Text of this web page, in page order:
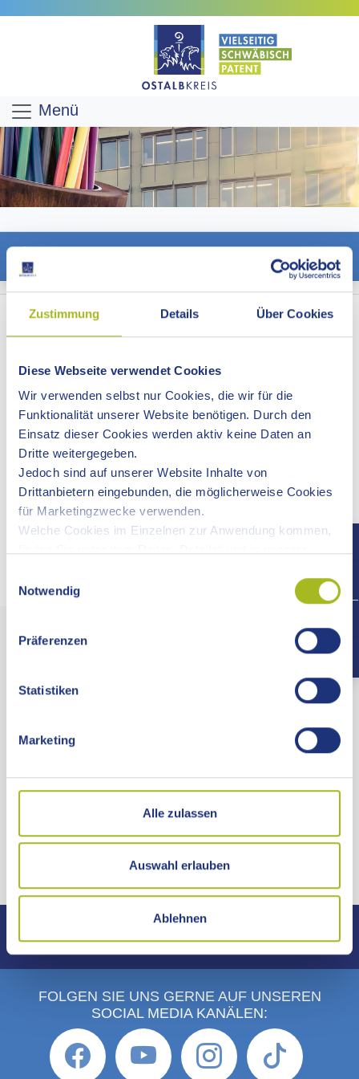
Zustimmung Details Über Cookies
Diese Webseite verwendet Cookies
Wir verwenden selbst nur Cookies, die wir für die
Funktionalität unserer Website benötigen. Durch den
Einsatz dieser Cookies werden aktiv keine Daten an
Dritte weitergegeben.
Jedoch sind auf unserer Website Inhalte von
Drittanbietern eingebunden, die möglicherweise Cookies
für Marketingzwecke verwenden.
Welche Cookies im Einzelnen zur Anwendung kommen,
Notwendig
Präferenzen
Statistiken
Marketing
Alle zulassen
Auswahl erlauben
Ablehnen
Menü
AKTUELLES -
GESCHÄFTSBEREICH
Internetbasierte Zulassungsvorgänge (Stufe 4 - ab
01.09.2023)
Kraftfahrzeugbestand im Ostalbkreis
Stuttgarter Straße 41
Telefax 07361 503-1477
KONTAKTZEITEN
ANFAHRT
DATENSCHUTZERKLÄRUNG
ERKLÄRUNG ZUR BARRIEREFREIHEIT
FOLGEN SIE UNS GERNE AUF UNSEREN
SOCIAL MEDIA KANÄLEN: